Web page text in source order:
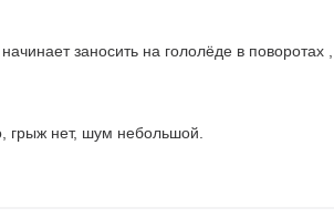
заносить на гололёде в поворотах
грыж нет, шум небольшой.